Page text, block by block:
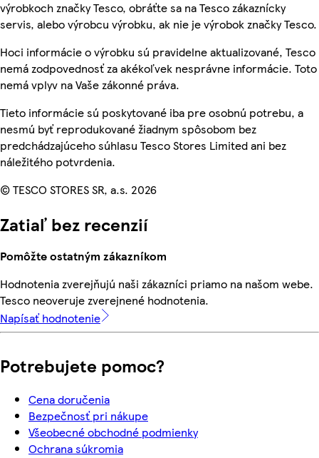
výrobkoch značky Tesco, obráťte sa na Tesco zákaznícky
servis, alebo výrobcu výrobku, ak nie je výrobok značky Tesco.
Hoci informácie o výrobku sú pravidelne aktualizované, Tesco
nemá zodpovednosť za akékoľvek nesprávne informácie. Toto
nemá vplyv na Vaše zákonné práva.
Tieto informácie sú poskytované iba pre osobnú potrebu, a
nesmú byť reprodukované žiadnym spôsobom bez
predchádzajúceho súhlasu Tesco Stores Limited ani bez
náležitého potvrdenia.
© TESCO STORES SR, a.s. 2026
Zatiaľ bez recenzií
Pomôžte ostatným zákazníkom
Hodnotenia zverejňujú naši zákazníci priamo na našom webe.
Tesco neoveruje zverejnené hodnotenia.
Napísať hodnotenie
Potrebujete pomoc?
Cena doručenia
Bezpečnosť pri nákupe
Všeobecné obchodné podmienky
Ochrana súkromia